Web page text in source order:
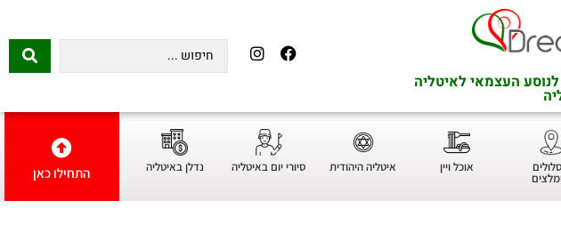
העצמאי לאיטליה
אוכל ויין איטליה היהודית סיורי יום באיטליה נדלן באיטליה התחילו כאן